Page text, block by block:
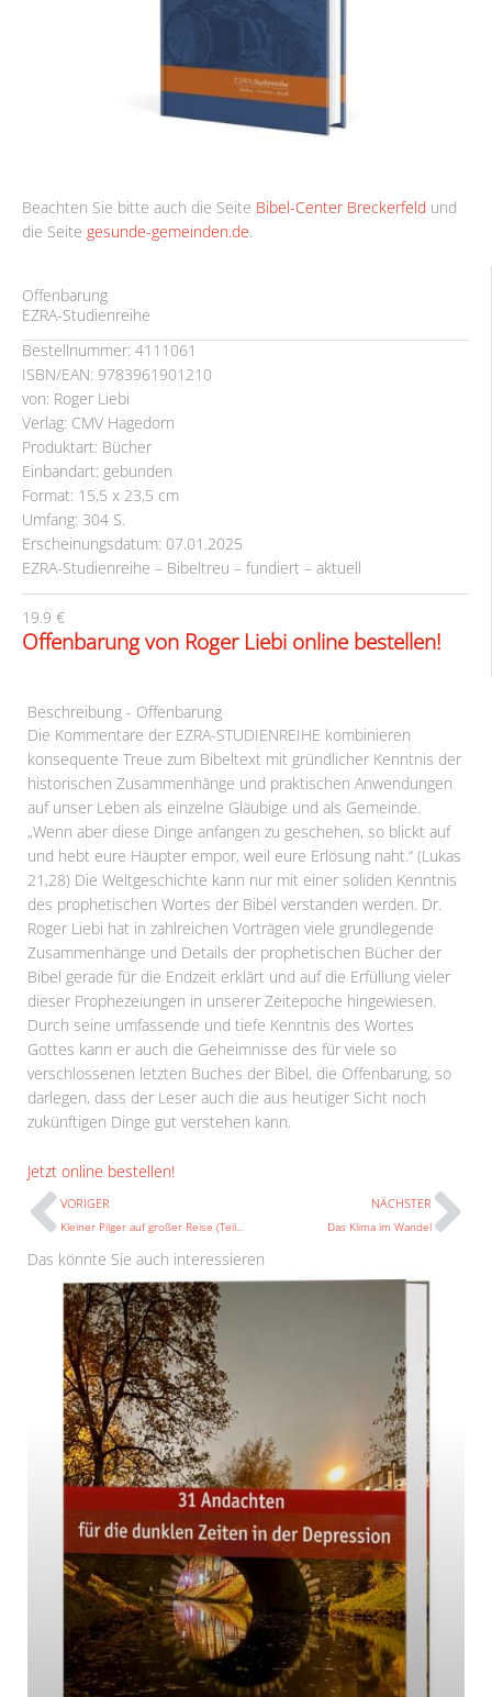
Offenbarung
EZRA-Studienreihe
Bestellnummer: 4111061
ISBN/EAN: 9783961901210
von: Roger Liebi
Verlag: CMV Hagedorn
Produktart: Bücher
Einbandart: gebunden
Format: 15,5 x 23,5 cm
Umfang: 304 S.
Erscheinungsdatum: 07.01.2025
EZRA-Studienreihe – Bibeltreu – fundiert – aktuell
19.9 €
Offenbarung von Roger Liebi online bestellen!
Beachten Sie bitte auch die Seite Bibel-Center Breckerfeld und
die Seite gesunde-gemeinden.de
Beschreibung - Offenbarung
Die Kommentare der EZRA-STUDIENREIHE kombinieren
konsequente Treue zum Bibeltext mit gründlicher Kenntnis der
historischen Zusammenhänge und praktischen Anwendungen
auf unser Leben als einzelne Gläubige und als Gemeinde.
„Wenn aber diese Dinge anfangen zu geschehen, so blickt auf
und hebt eure Häupter empor, weil eure Erlösung naht.“ (Lukas
21,28) Die Weltgeschichte kann nur mit einer soliden Kenntnis
des prophetischen Wortes der Bibel verstanden werden. Dr.
Roger Liebi hat in zahlreichen Vorträgen viele grundlegende
Zusammenhänge und Details der prophetischen Bücher der
Bibel gerade für die Endzeit erklärt und auf die Erfüllung vieler
dieser Prophezeiungen in unserer Zeitepoche hingewiesen.
Durch seine umfassende und tiefe Kenntnis des Wortes
Gottes kann er auch die Geheimnisse des für viele so
verschlossenen letzten Buches der Bibel, die Offenbarung, so
darlegen, dass der Leser auch die aus heutiger Sicht noch
zukünftigen Dinge gut verstehen kann.
Jetzt online bestellen!
Prev
VORIGER
Kleiner Pilger auf großer Reise (Teil 3)
NÄCHSTER
Das Klima im Wandel
Das könnte Sie auch interessieren